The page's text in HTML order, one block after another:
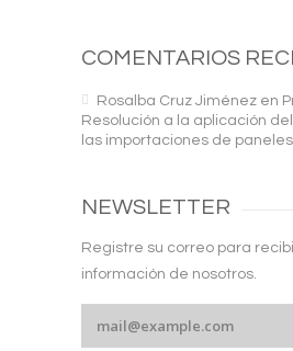
COMENTARIOS
Rosalba Cruz Jiménez en
Resolución a la aplicación
las importaciones de
NEWSLETTER
Registre su correo para
información de nosotros.